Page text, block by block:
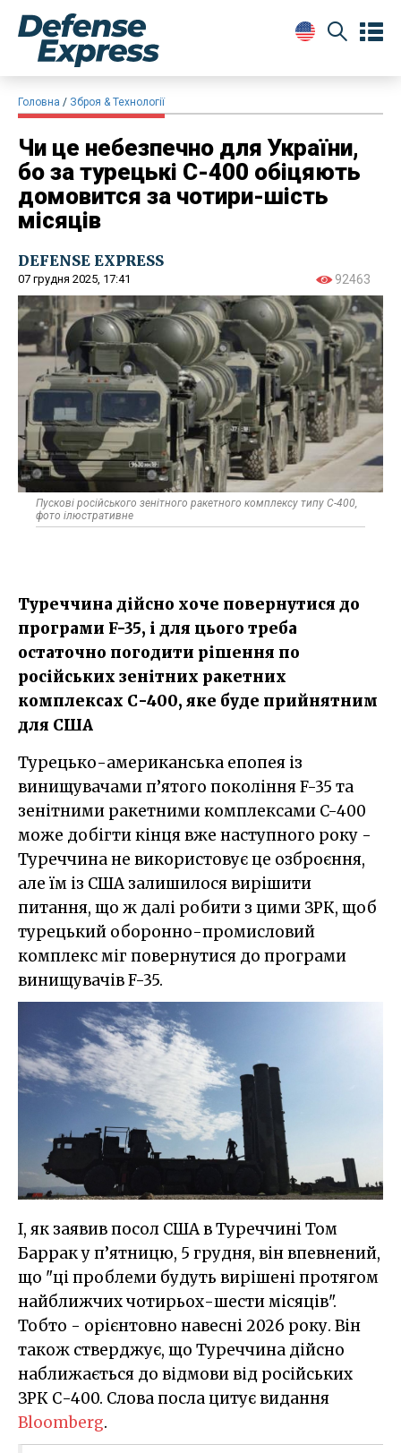
Головна Зброя & Технології
Чи це небезпечно для України,
бо за турецькі C-400 обіцяють
домовится за чотири-шість
місяців
DEFENSE EXPRESS
07 грудня 2025, 17:41 92463
Пускові російського зенітного ракетного комплексу типу С-400,
фото ілюстративне
Туреччина дійсно хоче повернутися до
програми F-35, і для цього треба
остаточно погодити рішення по
російських зенітних ракетних
комплексах С-400, яке буде прийнятним
для США
Турецько-американська епопея із
винищувачами п’ятого покоління F-35 та
зенітними ракетними комплексами C-400
може добігти кінця вже наступного року -
Туреччина не використовує це озброєння,
але їм із США залишилося вирішити
питання, що ж далі робити з цими ЗРК, щоб
турецький оборонно-промисловий
комплекс міг повернутися до програми
винищувачів F-35.
І, як заявив посол США в Туреччині Том
Баррак у п’ятницю, 5 грудня, він впевнений,
що "ці проблеми будуть вирішені протягом
найближчих чотирьох-шести місяців".
Тобто - орієнтовно навесні 2026 року. Він
також стверджує, що Туреччина дійсно
наближається до відмови від російських
ЗРК С-400. Слова посла цитує видання
Bloomberg.